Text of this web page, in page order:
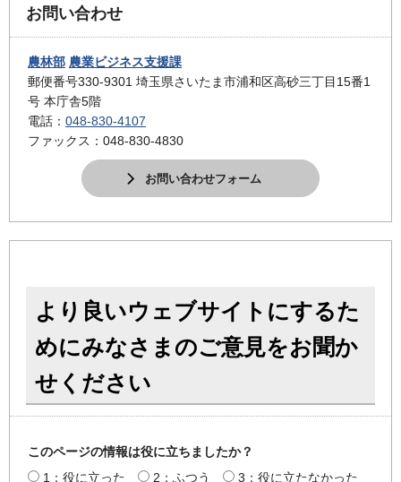
お問い合わせ
農林部 農業ビジネス支援課
郵便番号330-9301 埼玉県さいたま市浦和区高砂三丁目15番1
号 本庁舎5階
電話： 048-830-4107
ファックス：048-830-4830
お問い合わせフォーム
より良いウェブサイトにするた
めにみなさまのご意見をお聞か
せください
このページの情報は役に立ちましたか？
1：役に立った
2：ふつう 3：役に立たなかった